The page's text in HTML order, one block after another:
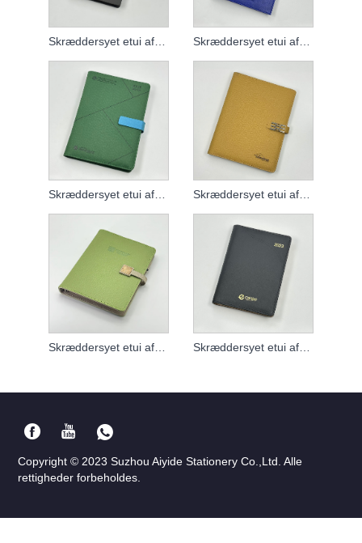
Copyright © 2023 Suzhou Aiyide Stationery Co.,Ltd. Alle
rettigheder forbeholdes.